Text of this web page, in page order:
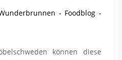
können diese